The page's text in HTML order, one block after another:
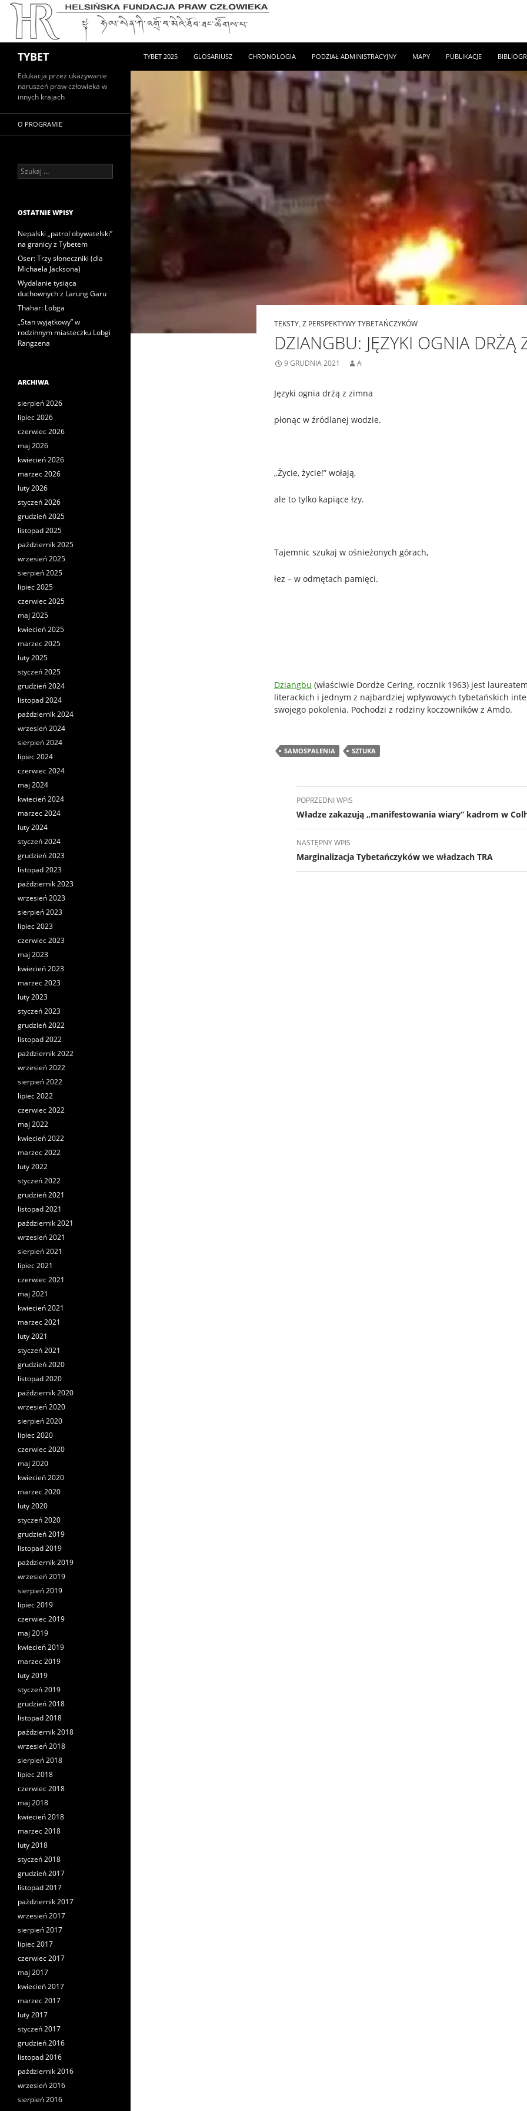
TYBET
TYBET 2025
GLOSARIUSZ CHRONOLOGIA PODZIAŁ ADMINISTRACYJNY MAPY PUBLIKACJE
TEKSTY, Z PERSPEKTYWY TYBETAŃCZYKÓW
DZIANGBU: JĘZYKI OGNIA DRŻĄ
9 GRUDNIA 2021 A
Języki ognia drżą z zimna
płonąc w źródlanej wodzie.
„Życie, życie!” wołają,
ale to tylko kapiące łzy.
Tajemnic szukaj w ośnieżonych górach,
łez – w odmętach pamięci.
Dziangbu (właściwie Dordże Cering, rocznik 1963) jest
literackich i jednym z najbardziej wpływowych tybetańskich
swojego pokolenia. Pochodzi z rodziny koczowników z Amdo.
SAMOSPALENIA SZTUKA
Nawigacja
wpisu
POPRZEDNI WPIS
Władze zakazują „manifestowania wiary” kadrom w
NASTĘPNY WPIS
Marginalizacja Tybetańczyków we władzach TRA
Edukacja przez ukazywanie
naruszeń praw człowieka w
innych krajach
O PROGRAMIE
Szukaj:
OSTATNIE WPISY
Nepalski „patrol obywatelski”
na granicy z Tybetem
Oser: Trzy słoneczniki (dla
Michaela Jacksona)
Wydalanie tysiąca
duchownych z Larung Garu
Thahar: Lobga
„Stan wyjątkowy” w
rodzinnym miasteczku Lobgi
Rangzena
ARCHIWA
sierpień 2026
lipiec 2026
czerwiec 2026
maj 2026
kwiecień 2026
marzec 2026
luty 2026
styczeń 2026
grudzień 2025
listopad 2025
październik 2025
wrzesień 2025
sierpień 2025
lipiec 2025
czerwiec 2025
maj 2025
kwiecień 2025
marzec 2025
luty 2025
styczeń 2025
grudzień 2024
listopad 2024
październik 2024
wrzesień 2024
sierpień 2024
lipiec 2024
czerwiec 2024
maj 2024
kwiecień 2024
marzec 2024
luty 2024
styczeń 2024
grudzień 2023
listopad 2023
październik 2023
wrzesień 2023
sierpień 2023
lipiec 2023
czerwiec 2023
maj 2023
kwiecień 2023
marzec 2023
luty 2023
styczeń 2023
grudzień 2022
listopad 2022
październik 2022
wrzesień 2022
sierpień 2022
lipiec 2022
czerwiec 2022
maj 2022
kwiecień 2022
marzec 2022
luty 2022
styczeń 2022
grudzień 2021
listopad 2021
październik 2021
wrzesień 2021
sierpień 2021
lipiec 2021
czerwiec 2021
maj 2021
kwiecień 2021
marzec 2021
luty 2021
styczeń 2021
grudzień 2020
listopad 2020
październik 2020
wrzesień 2020
sierpień 2020
lipiec 2020
czerwiec 2020
maj 2020
kwiecień 2020
marzec 2020
luty 2020
styczeń 2020
grudzień 2019
listopad 2019
październik 2019
wrzesień 2019
sierpień 2019
lipiec 2019
czerwiec 2019
maj 2019
kwiecień 2019
marzec 2019
luty 2019
styczeń 2019
grudzień 2018
listopad 2018
październik 2018
wrzesień 2018
sierpień 2018
lipiec 2018
czerwiec 2018
maj 2018
kwiecień 2018
marzec 2018
luty 2018
styczeń 2018
grudzień 2017
listopad 2017
październik 2017
wrzesień 2017
sierpień 2017
lipiec 2017
czerwiec 2017
maj 2017
kwiecień 2017
marzec 2017
luty 2017
styczeń 2017
grudzień 2016
listopad 2016
październik 2016
wrzesień 2016
sierpień 2016